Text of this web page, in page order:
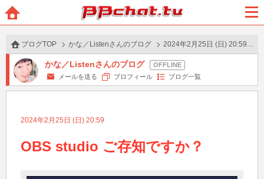
BBchatTV
ュー
ブログTOP かな／Listenさんのブログ 2024年2月25日 (日) 20:59 の投稿
かな／Listenさんのブログ
メールを送る プロフィール ブログ一覧
2024年2月25日 (日) 20:59
OBS studio ご存知ですか？